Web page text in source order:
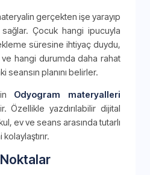
gerçekten işe yarayıp
sağlar. Çocuk hangi ipucuyla
süresine ihtiyaç duydu,
hangi durumda daha rahat
seansın planını belirler.
Odyogram materyalleri
Özellikle yazdırılabilir dijital
ev ve seans arasında tutarlı